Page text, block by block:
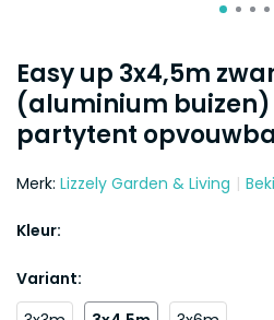
Easy up 3x4,5m
(aluminium
partytent
Merk: Lizzely Garden & Living
Kleur:
Variant: